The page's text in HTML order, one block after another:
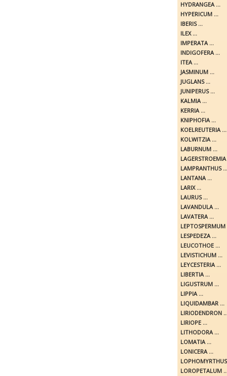
HYDRANGEA ...
HYPERICUM ...
IBERIS ...
ILEX ...
IMPERATA ...
INDIGOFERA ...
ITEA ...
JASMINUM ...
JUGLANS ...
JUNIPERUS ...
KALMIA ...
KERRIA ...
KNIPHOFIA ...
KOELREUTERIA ...
KOLWITZIA ...
LABURNUM ...
LAMPRANTHUS ...
LANTANA ...
LARIX ...
LAURUS ...
LAVANDULA ...
LAVATERA ...
LEPTOSPERMUM
LESPEDEZA ...
LEUCOTHOE ...
LEVISTICHUM ...
LEYCESTERIA ...
LIBERTIA ...
LIGUSTRUM ...
LIPPIA ...
LIQUIDAMBAR ...
LIRIODENDRON
LIRIOPE ...
LITHODORA ...
LOMATIA ...
LONICERA ...
LOROPETALUM